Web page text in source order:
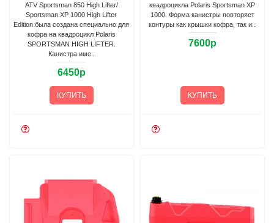
ATV Sportsman 850 High Lifter/
Sportsman XP 1000 High Lifter
Edition была создана специально для
кофра на квадроцикл Polaris
SPORTSMAN HIGH LIFTER.
Канистра име..
6450р
КУПИТЬ
квадроцикла Polaris Sportsman XP
1000. Форма канистры повторяет
контуры как крышки кофра, так и..
7600р
КУПИТЬ